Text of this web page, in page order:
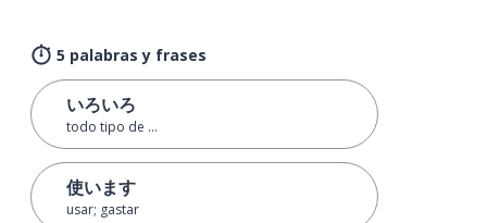
5 palabras y frases
いろいろ
todo tipo de ...
使います
usar; gastar